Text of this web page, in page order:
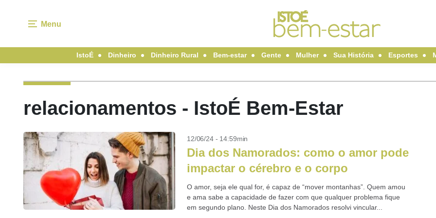
Menu
IstoÉ Dinheiro Dinheiro Rural Bem-estar Gente Mulher Sua História Esportes
relacionamentos - IstoÉ Bem-Estar
12/06/24 - 14:59min
Dia dos Namorados: como o amor pode
impactar o cérebro e o corpo
O amor, seja ele qual for, é capaz de “mover montanhas”. Quem amou
e ama sabe a capacidade de fazer com que qualquer problema fique
em segundo plano. Neste Dia dos Namorados resolvi vincular...